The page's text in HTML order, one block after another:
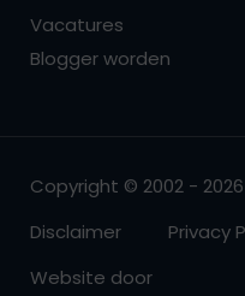
Vacatures
Blogger worden
Copyright © 2002 -
Disclaimer
Privacy
Website door